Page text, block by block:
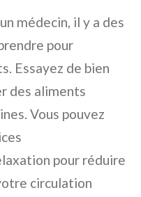
médecin, il y a des
pour
Essayez de bien
des aliments
Vous pouvez
pour réduire
circulation